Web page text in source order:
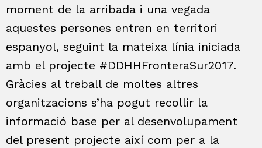
moment de la arribada i una vegada
aquestes persones entren en territori
espanyol, seguint la mateixa línia iniciada
amb el projecte #DDHHFronteraSur2017.
Gràcies al treball de moltes altres
organitzacions s’ha pogut recollir la
informació base per al desenvolupament
del present projecte així com per a la